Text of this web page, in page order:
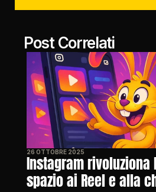
Post Correlati
26 OTTOBRE 2025
Instagram rivoluziona
spazio ai Reel e alla